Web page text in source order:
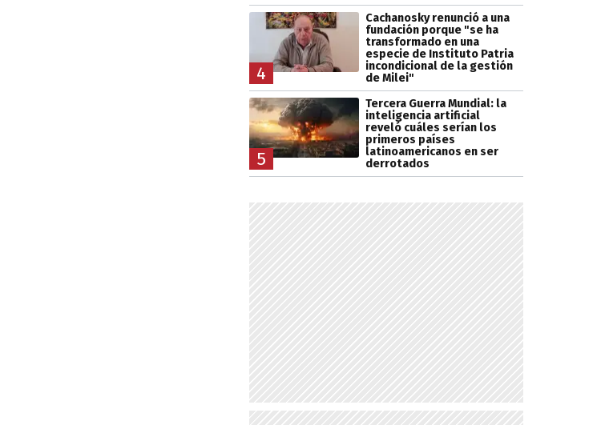
4
Cachanosky renunció a una
fundación porque "se ha
transformado en una
especie de Instituto Patria
incondicional de la gestión
de Milei"
5
Tercera Guerra Mundial: la
inteligencia artificial
reveló cuáles serían los
primeros países
latinoamericanos en ser
derrotados